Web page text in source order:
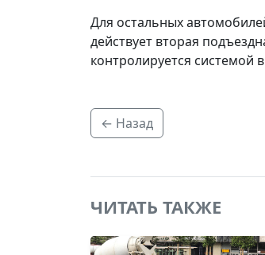
Для остальных
действует вторая
контролируется системой
← Назад
ЧИТАТЬ ТАКЖЕ